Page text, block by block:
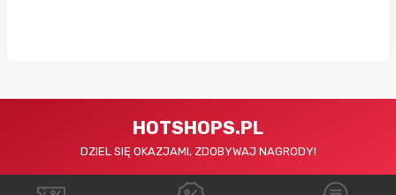
HOTSHOPS.PL
DZIEL SIĘ OKAZJAMI, ZDOBYWAJ NAGRODY!